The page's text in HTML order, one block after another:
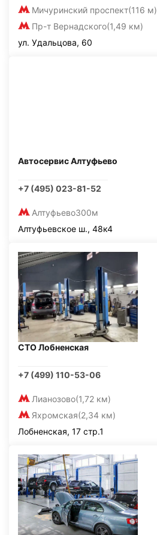
Мичуринский проспект(116 м)
Пр-т Вернадского(1,49 км)
ул. Удальцова, 60
Автосервис Алтуфьево
+7 (495) 023-81-52
Алтуфьево300м
Алтуфьевское ш., 48к4
СТО Лобненская
+7 (499) 110-53-06
Лианозово(1,72 км)
Яхромская(2,34 км)
Лобненская, 17 стр.1